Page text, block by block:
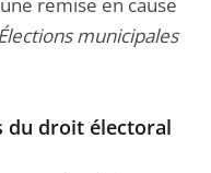
municipales
du droit électoral